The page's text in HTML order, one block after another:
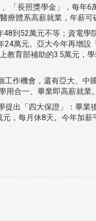
「長照獎學金」，每年6
療體系高薪就業，年薪可
到52萬元不等；資電學
萬元。亞大今年再增設
教育部補助的3.5萬元，
工作機會，還有亞大、中
合一、畢業即高薪就業。
提出「四大保證」：畢業
，每月休8天。今年加薪